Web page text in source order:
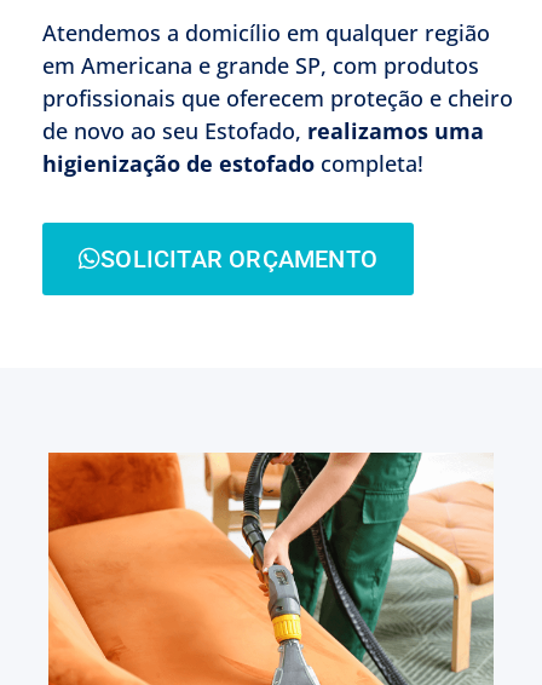
Atendemos a domicílio em qualquer região
em Americana e grande SP, com produtos
profissionais que oferecem proteção e cheiro
de novo ao seu Estofado, realizamos uma
higienização de estofado completa!
SOLICITAR ORÇAMENTO